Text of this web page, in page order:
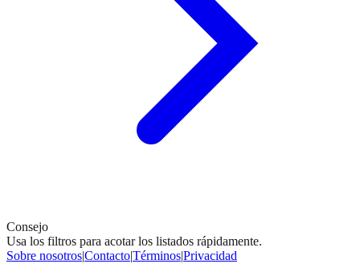
Consejo
Usa los filtros para acotar los listados rápidamente.
Sobre nosotros|Contacto|Términos|Privacidad